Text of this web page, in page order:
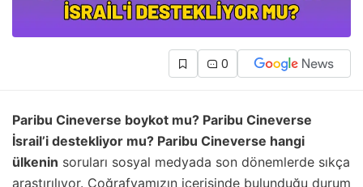
0
Paribu Cineverse boykot mu? Paribu Cineverse
İsrail’i destekliyor mu? Paribu Cineverse hangi
ülkenin soruları sosyal medyada son dönemlerde sıkça
araştırılıyor. Coğrafyamızın içerisinde bulunduğu durum